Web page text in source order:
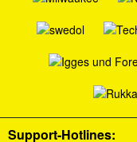
Support-Hotlines: